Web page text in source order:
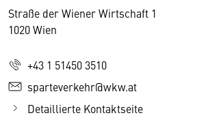
Straße der Wiener Wirtschaft 1
1020 Wien
+43 1 51450 3510
sparteverkehr@wkw.at
Detaillierte Kontaktseite